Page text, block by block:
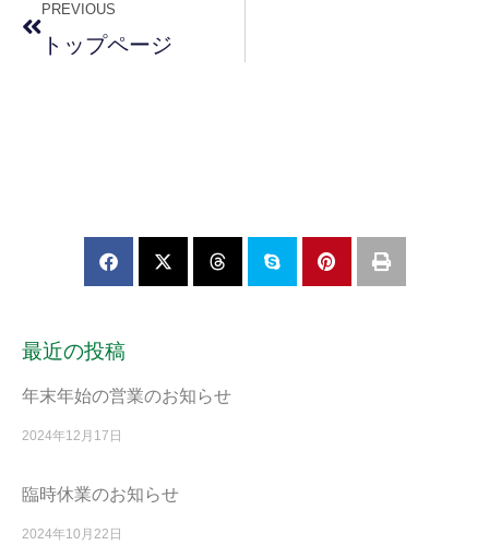
PREVIOUS
トップページ
最近の投稿
年末年始の営業のお知らせ
2024年12月17日
臨時休業のお知らせ
2024年10月22日